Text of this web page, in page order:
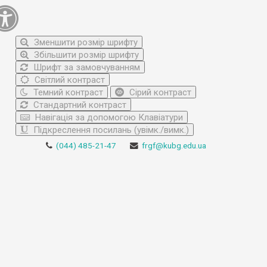
Зменшити розмір шрифту
Збільшити розмір шрифту
Шрифт за замовчуванням
Світлий контраст
Темний контраст
Сірий контраст
Стандартний контраст
Навігація за допомогою Клавіатури
Підкреслення посилань (увімк./вимк.)
(044) 485-21-47 frgf@kubg.edu.ua